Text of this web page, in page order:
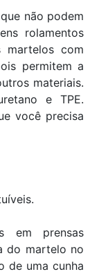
não podem
rolamentos
martelos com
permitem a
materiais.
e TPE.
você precisa
em prensas
do martelo no
de uma cunha